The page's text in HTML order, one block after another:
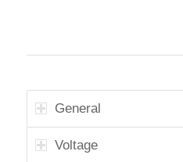
General
Voltage